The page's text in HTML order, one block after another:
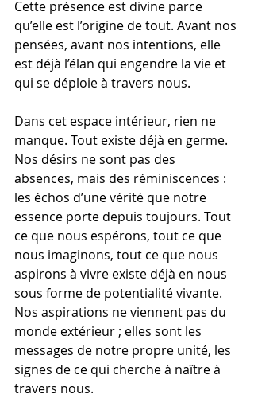
Cette présence est divine parce
qu’elle est l’origine de tout. Avant nos
pensées, avant nos intentions, elle
est déjà l’élan qui engendre la vie et
qui se déploie à travers nous.
Dans cet espace intérieur, rien ne
manque. Tout existe déjà en germe.
Nos désirs ne sont pas des
absences, mais des réminiscences :
les échos d’une vérité que notre
essence porte depuis toujours. Tout
ce que nous espérons, tout ce que
nous imaginons, tout ce que nous
aspirons à vivre existe déjà en nous
sous forme de potentialité vivante.
Nos aspirations ne viennent pas du
monde extérieur ; elles sont les
messages de notre propre unité, les
signes de ce qui cherche à naître à
travers nous.